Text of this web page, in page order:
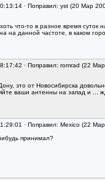
· Поправил: yst (20 Мар
что-то в разное время
на данной частоте, в каком
· Поправил: romrad (22
это от Новосибирска
ваши антенны на запад и ...
· Поправил: Mexico (22
принимал?